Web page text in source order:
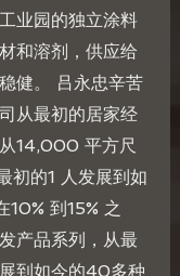
业园的独立涂料
和溶剂，供应给
健。 吕永忠辛苦
从最初的居家经
14,000 平方尺
初的1 人发展到如
到15% 之
产品系列，从最
到如今的40多种